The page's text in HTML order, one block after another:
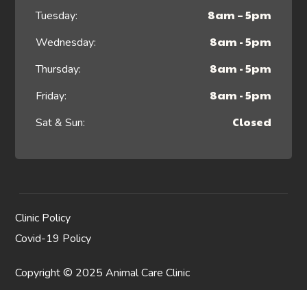
Tuesday: 8am – 5pm
Wednesday: 8am - 5pm
Thursday: 8am - 5pm
Friday: 8am - 5pm
Sat & Sun: Closed
Clinic Policy
Covid-19 Policy
Copyright © 2025 Animal Care Clinic